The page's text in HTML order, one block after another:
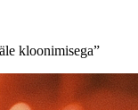
kloonimisega”